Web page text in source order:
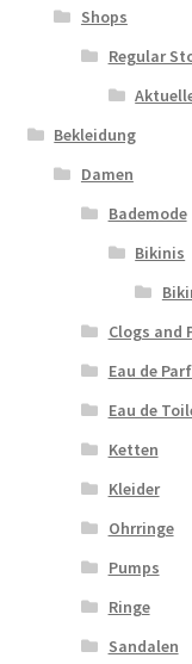
Shops
Regular
Bekleidung
Damen
Bademode
Bikinis
Clogs and
Eau de
Eau de
Ketten
Kleider
Ohrringe
Pumps
Ringe
Sandalen